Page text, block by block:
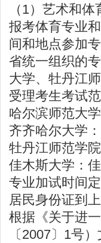
（1）艺术和
报考体育专业
间和地点参加
省统一组织的
大学、牡丹江
受理考生考试范
哈尔滨师范大
齐齐哈尔大学
牡丹江师范学
佳木斯大学：
专业加试时间
居民身份证到
根据《关于进
〔2007〕1号